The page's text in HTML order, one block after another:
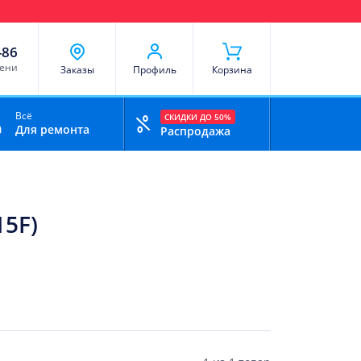
Заказы Профиль Корзина
Всё
Для ремонта
СКИДКИ ДО 50%
Распродажа